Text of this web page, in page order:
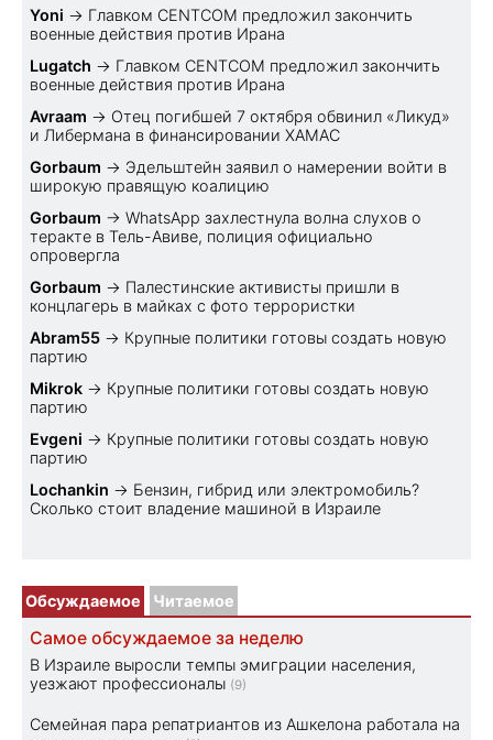
Yoni → Главком CENTCOM предложил закончить
военные действия против Ирана
Lugatch → Главком CENTCOM предложил закончить
военные действия против Ирана
Avraam → Отец погибшей 7 октября обвинил «Ликуд»
и Либермана в финансировании ХАМАС
Gorbaum → Эдельштейн заявил о намерении войти в
широкую правящую коалицию
Gorbaum → WhatsApp захлестнула волна слухов о
теракте в Тель-Авиве, полиция официально
опровергла
Gorbaum → Палестинские активисты пришли в
концлагерь в майках с фото террористки
Abram55 → Крупные политики готовы создать новую
партию
Mikrok → Крупные политики готовы создать новую
партию
Evgeni → Крупные политики готовы создать новую
партию
Lochankin → Бензин, гибрид или электромобиль?
Cколько стоит владение машиной в Израиле
Обсуждаемое Читаемое
Самое обсуждаемое за неделю
В Израиле выросли темпы эмиграции населения,
уезжают профессионалы (9)
Семейная пара репатриантов из Ашкелона работала на